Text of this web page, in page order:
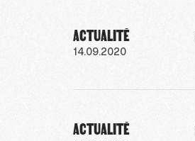
ACTUALITÉ
14.09.2020
ACTUALITÉ